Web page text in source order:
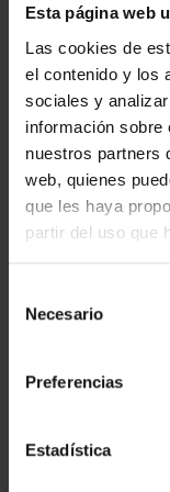
Esta página web
Las cookies de
el contenido y los
sociales y
información sobre
nuestros partners
web, quienes
que les haya
partir del uso que
Necesario
Preferencias
Estadística
Valoració de
concret (sòls o
riscos que puguin
del comprador.
04
Valoracions a
es pot fer servir
A Valmesa treballem
VULL SABER
PREGUNTES